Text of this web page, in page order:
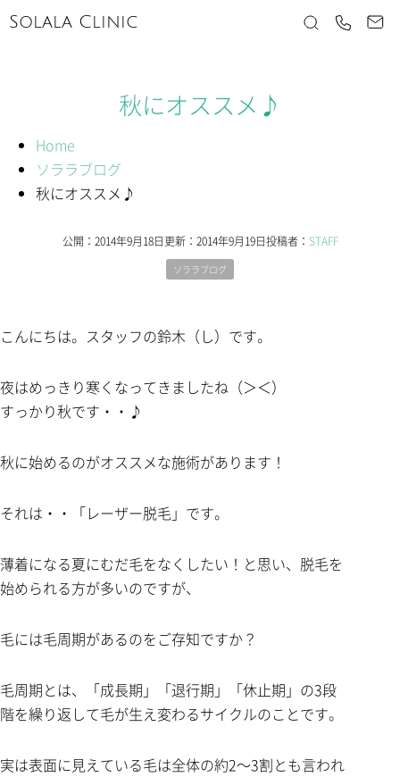
Solala Clinic
Home
ソララブログ
秋にオススメ♪
秋にオススメ♪
公開： 2014年9月18日更新： 2014年9月19日投稿者： STAFF
ソララブログ
こんにちは。スタッフの鈴木（し）です。
夜はめっきり寒くなってきましたね（＞＜）
すっかり秋です・・♪
秋に始めるのがオススメな施術があります！
それは・・「レーザー脱毛」です。
薄着になる夏にむだ毛をなくしたい！と思い、脱毛を
始められる方が多いのですが、
毛には毛周期があるのをご存知ですか？
毛周期とは、「成長期」「退行期」「休止期」の3段
階を繰り返して毛が生え変わるサイクルのことです。
実は表面に見えている毛は全体の約2～3割とも言われ